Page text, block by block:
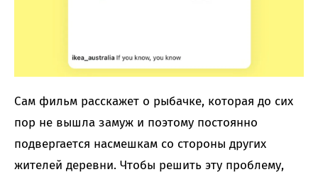
Сам фильм расскажет о рыбачке, которая до сих
пор не вышла замуж и поэтому постоянно
подвергается насмешкам со стороны других
жителей деревни. Чтобы решить эту проблему,